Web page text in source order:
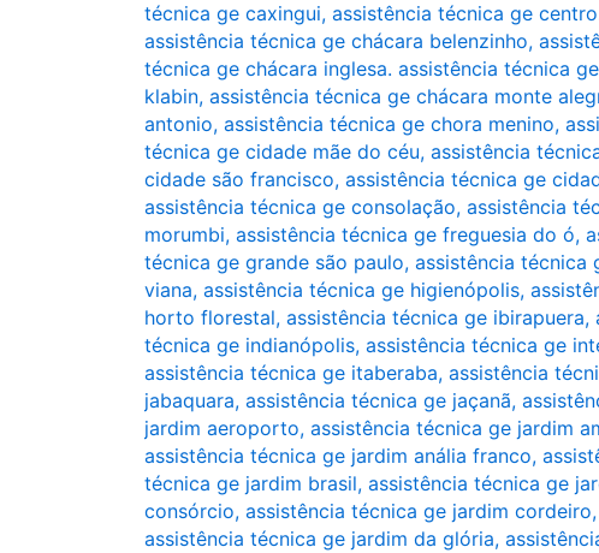
técnica ge caxingui, assistência técnica ge
assistência técnica ge chácara belenzinho,
técnica ge chácara inglesa. assistência técnica
klabin, assistência técnica ge chácara monte
antonio, assistência técnica ge chora menino,
técnica ge cidade mãe do céu, assistência
cidade são francisco, assistência técnica ge
assistência técnica ge consolação, assistência
morumbi, assistência técnica ge freguesia do ó,
técnica ge grande são paulo, assistência técnica
viana, assistência técnica ge higienópolis,
horto florestal, assistência técnica ge ibirapuera,
técnica ge indianópolis, assistência técnica ge
assistência técnica ge itaberaba, assistência
jabaquara, assistência técnica ge jaçanã,
jardim aeroporto, assistência técnica ge jardim
assistência técnica ge jardim anália franco,
técnica ge jardim brasil, assistência técnica ge
consórcio, assistência técnica ge jardim cordeiro,
assistência técnica ge jardim da glória,